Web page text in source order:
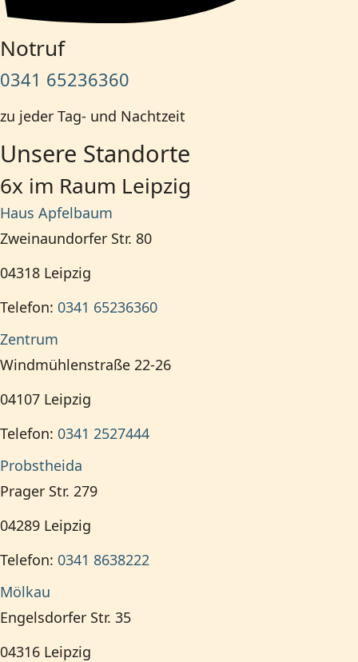
Notruf
0341 65236360
zu jeder Tag- und Nachtzeit
Unsere Standorte
6x im Raum Leipzig
Haus Apfelbaum
Zweinaundorfer Str. 80
04318 Leipzig
Telefon: 0341 65236360
Zentrum
Windmühlenstraße 22-26
04107 Leipzig
Telefon: 0341 2527444
Probstheida
Prager Str. 279
04289 Leipzig
Telefon: 0341 8638222
Mölkau
Engelsdorfer Str. 35
04316 Leipzig